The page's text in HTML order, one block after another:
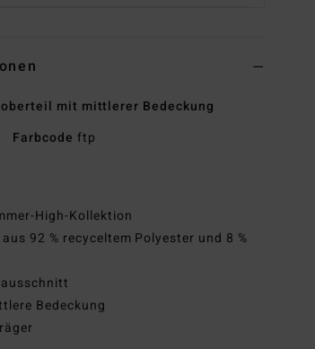
mit mittlerer Bedeckung
Farbcode ftp
High-Kollektion
92 % recyceltem Polyester und 8 %
Bedeckung